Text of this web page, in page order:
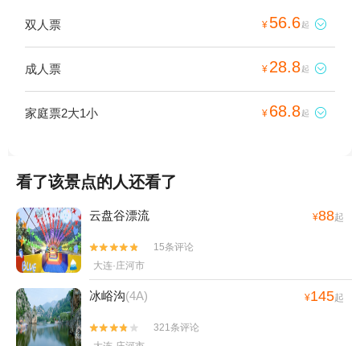
双人票 ¥ 56.6起 
成人票 ¥ 28.8起 
家庭票2大1小 ¥ 68.8起 
看了该景点的人还看了
云盘谷漂流 ¥88起


15条评论
大连·庄河市
冰峪沟(4A) ¥145起


321条评论